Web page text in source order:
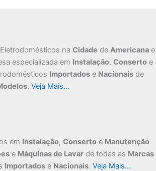
na Cidade de Americana e
especializada em Instalação, Conserto e
Importados e Nacionais de
. Veja Mais…
em Instalação, Conserto e Manutenção
e Máquinas de Lavar de todas as Marcas
Importados e Nacionais. Veja Mais…